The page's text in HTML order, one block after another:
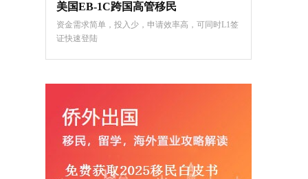
美国EB-1C跨国高管移民
资金需求简单，投入少，申请效率高，可同时L1签
证快速登陆